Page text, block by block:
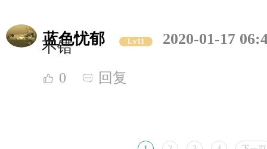
蓝色忧郁 Lv11 2020-01-17
不错
0 回复